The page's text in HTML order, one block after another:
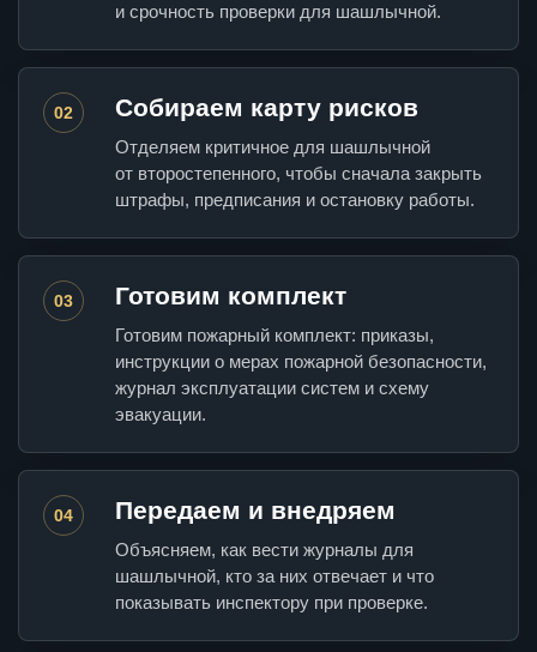
и срочность проверки для шашлычной.
02 Собираем карту рисков
Отделяем критичное для шашлычной
от второстепенного, чтобы сначала закрыть
штрафы, предписания и остановку работы.
03 Готовим комплект
Готовим пожарный комплект: приказы,
инструкции о мерах пожарной безопасности,
журнал эксплуатации систем и схему
эвакуации.
04 Передаем и внедряем
Объясняем, как вести журналы для
шашлычной, кто за них отвечает и что
показывать инспектору при проверке.